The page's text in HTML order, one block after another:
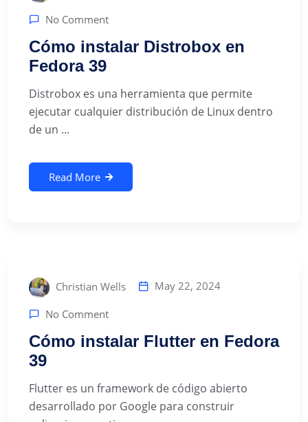
No Comment
Cómo instalar Distrobox en
Fedora 39
Distrobox es una herramienta que permite
ejecutar cualquier distribución de Linux dentro
de un ...
Read More
Christian Wells May 22, 2024
No Comment
Cómo instalar Flutter en Fedora
39
Flutter es un framework de código abierto
desarrollado por Google para construir